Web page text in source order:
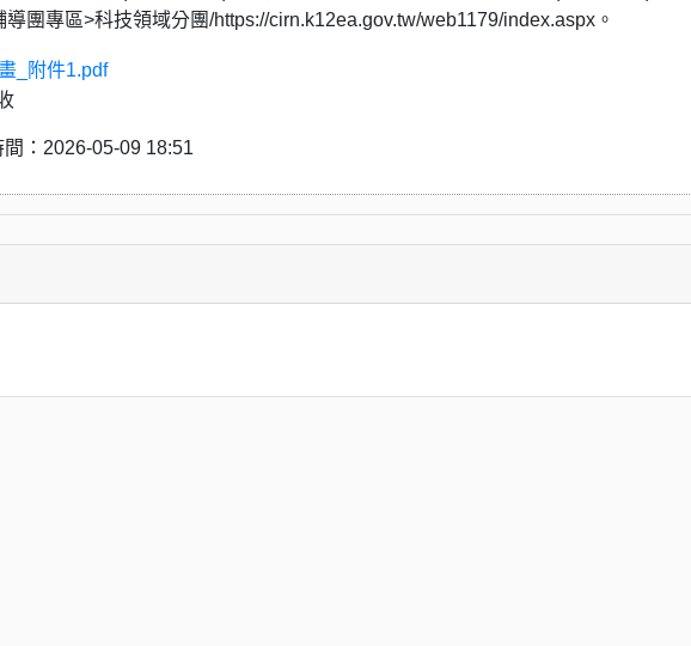
團專區>科技領域分團/https://cirn.k12ea.gov.tw/web1179/index.aspx。
_附件1.pdf
2026-05-09 18:51